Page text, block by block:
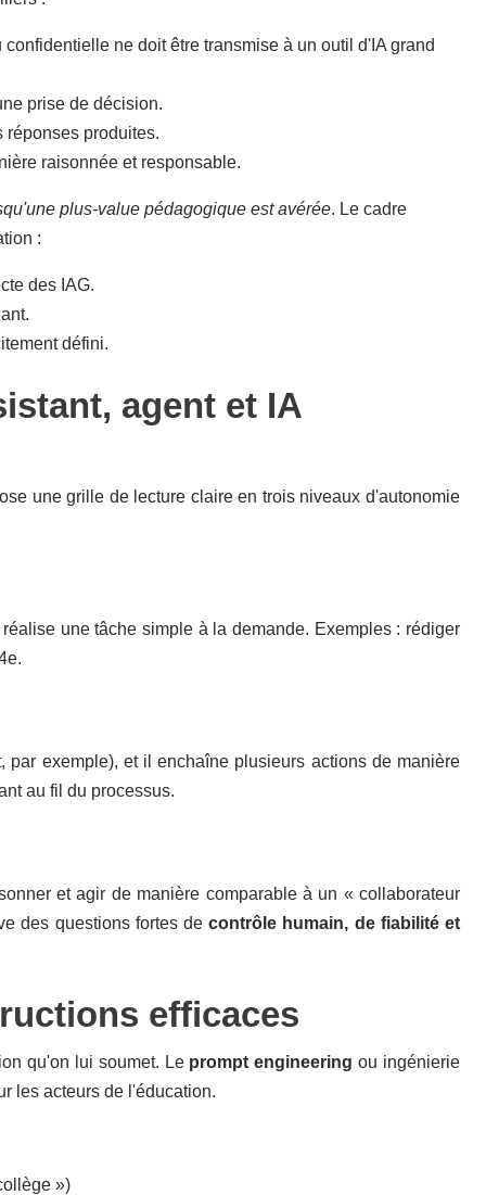
ne doit être transmise à un outil d'IA grand
prise de décision.
produites.
raisonnée et responsable.
plus-value pédagogique est avérée. Le cadre
:
des IAG.
défini.
agent et IA
une grille de lecture claire en trois niveaux d'autonomie
une tâche simple à la demande. Exemples : rédiger
exemple), et il enchaîne plusieurs actions de manière
au fil du processus.
et agir de manière comparable à un « collaborateur
des questions fortes decontrôle humain, de fiabilité et
efficaces
qu'on lui soumet. Le prompt engineering ou ingénierie
les acteurs de l'éducation.
»)